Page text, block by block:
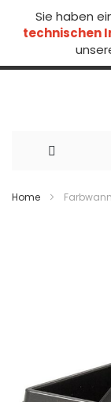
Sie haben
technischen
zum
Home